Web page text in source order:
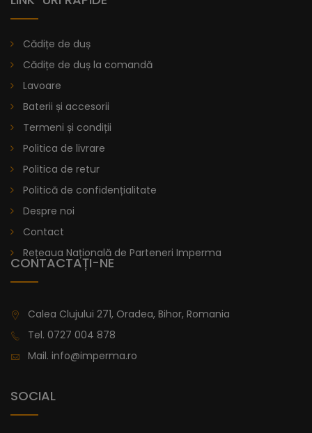
Cădițe de duș
Cădițe de duș la comandă
Lavoare
Baterii și accesorii
Termeni și condiții
Politica de livrare
Politica de retur
Politică de confidențialitate
Despre noi
Contact
Rețeaua Națională de Parteneri Imperma
CONTACTAȚI-NE
Calea Clujului 271, Oradea, Bihor, Romania
Tel. 0727 004 878
Mail. info@imperma.ro
SOCIAL